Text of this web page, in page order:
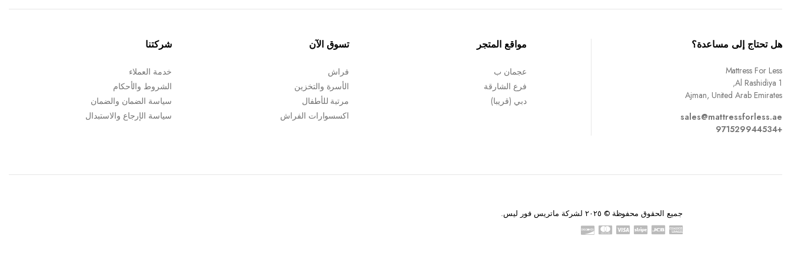
هل تحتاج إلى مساعدة؟
Mattress For Less
Al Rashidiya 1,
Ajman, United Arab Emirates
sales@mattressforless.ae
+971529944534
مواقع المتجر
عجمان ب
فرع الشارقة
دبي (قريبا)
تسوق الآن
فراش
الأسرة والتخزين
مرتبة للأطفال
اكسسوارات الفراش
شركتنا
خدمة العملاء
الشروط والأحكام
سياسة الضمان والضمان
سياسة الإرجاع والاستبدال
جميع الحقوق محفوظة © ٢٠٢٥ لشركة ماتريس فور ليس.